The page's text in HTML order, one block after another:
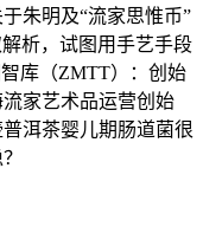
朱明及“流家思惟币”
析，试图用手艺手段
库（ZMTT）：创始
家艺术品运营创始
洱茶婴儿期肠道菌很